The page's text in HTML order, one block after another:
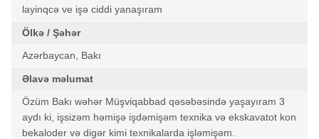
layinqcə ve işə ciddi yanaşıram
Ölkə / Şəhər
Azərbaycan, Bakı
Əlavə məlumat
Özüm Bakı wəhər Müşviqabbad qəsəbəsində yaşayıram 3
aydı ki, işsizəm həmişə işdəmişəm texnika və ekskavatot kon
bekaloder və digər kimi texnikalarda işləmişəm.